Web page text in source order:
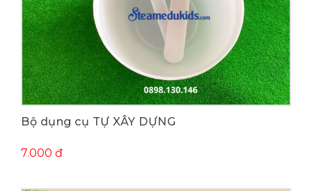
Mua ngay
Bộ dụng cụ TỰ XÂY DỰNG
7.000 đ